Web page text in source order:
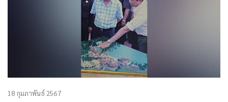
18 กุมภาพันธ์ 2567